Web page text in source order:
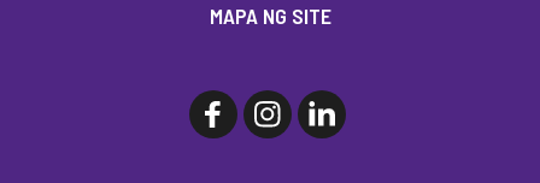
MAPA NG SITE